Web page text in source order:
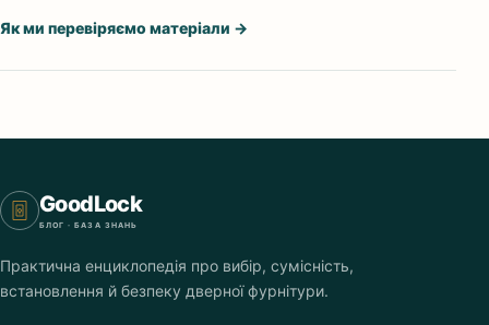
Як ми перевіряємо матеріали →
GoodLock
БЛОГ · БАЗА ЗНАНЬ
Практична енциклопедія про вибір, сумісність,
встановлення й безпеку дверної фурнітури.